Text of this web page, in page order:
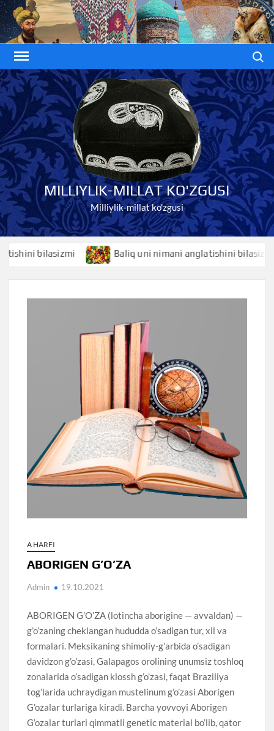
Skip
to
content
MILLIYLIK-MILLAT KO'ZGUSI
Milliylik-millat ko'zgusi
bilasizmi Baliq uni nimani anglatishini bilasizmi
A HARFI
ABORIGEN G’O’ZA
Admin 19.10.2021
ABORIGEN G’O’ZA (lotincha aborigine — avvaldan) —
g’o’zaning cheklangan hududda o’sadigan tur, xil va
formalari. Meksikaning shimoliy-g’arbida o’sadigan
davidzon g’o’zasi, Galapagos orolining unumsiz toshloq
zonalarida o’sadigan klossh g’o’zasi, faqat Braziliya
tog’larida uchraydigan mustelinum g’o’zasi Aborigen
G’ozalar turlariga kiradi. Barcha yovvoyi Aborigen
G’ozalar turlari qimmatli genetic material bo’lib, qator